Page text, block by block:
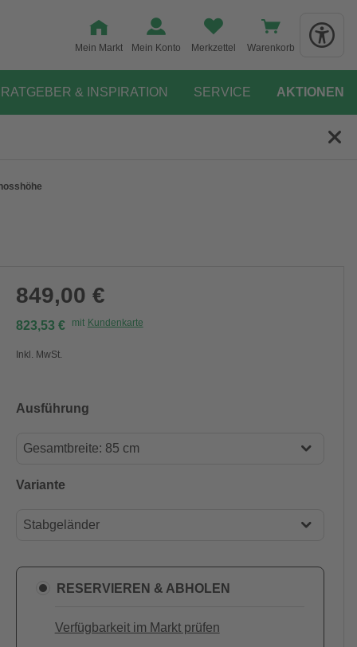
Mein Markt Mein Konto Merkzettel Warenkorb
RATGEBER & INSPIRATION SERVICE AKTIONEN
849,00 €
823,53 € mit Kundenkarte
Inkl. MwSt.
Ausführung
Gesamtbreite: 85 cm
Gesamtbreite: 85 cm
Variante
Stabgeländer
Stabgeländer
RESERVIEREN & ABHOLEN
Verfügbarkeit im Markt prüfen